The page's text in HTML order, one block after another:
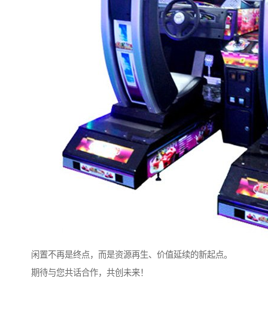
闲置不再是终点，而是资源再生、价值延续的新起点。
期待与您共话合作，共创未来！